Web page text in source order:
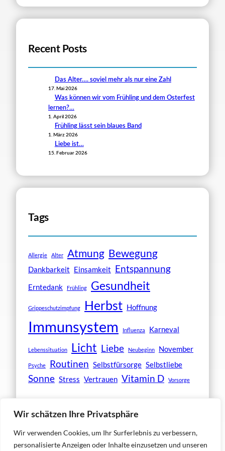
Wir schätzen Ihre Privatsphäre
Wir verwenden Cookies, um Ihr Surferlebnis zu verbessern,
personalisierte Anzeigen oder Inhalte einzusetzen und unseren
Recent Posts
Das Alter…. soviel mehr als nur eine Zahl
17. Mai 2026
Was können wir vom Frühling und dem Osterfest
lernen?…
1. April 2026
Frühling lässt sein blaues Band
1. März 2026
Liebe ist…
15. Februar 2026
Tags
Allergie Alter Atmung Bewegung
Dankbarkeit Einsamkeit Entspannung
Erntedank Frühling Gesundheit
Grippeschutzimpfung Herbst Hoffnung
Immunsystem Influenza Karneval
Lebenssituation Licht Liebe Neubeginn November
Psyche Routinen Selbstfürsorge Selbstliebe
Sonne Stress Vertrauen Vitamin D Vorsorge